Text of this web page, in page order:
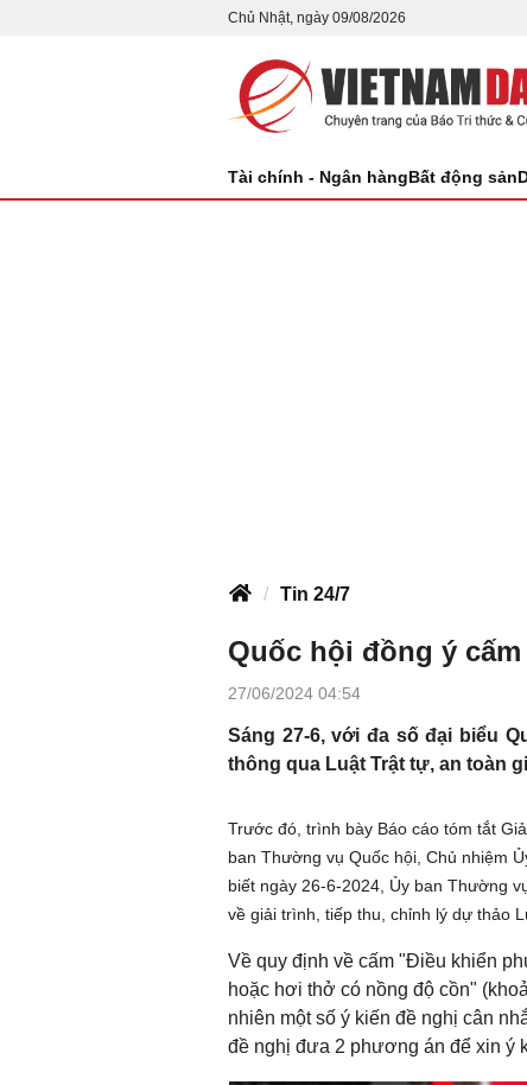
Chủ Nhật, ngày 09/08/2026
Tài chính - Ngân hàngBất động sản
Tin 24/7
Quốc hội đồng ý
27/06/2024 04:54
Sáng 27-6, với đa số đại biểu
thông qua Luật Trật tự, an toàn
Trước đó, trình bày Báo cáo tóm tắt
ban Thường vụ Quốc hội, Chủ nhiệm
biết ngày 26-6-2024, Ủy ban Thường
về giải trình, tiếp thu, chỉnh lý dự thảo
Về quy định về cấm "Điều khiển
hoặc hơi thở có nồng độ cồn"
nhiên một số ý kiến đề nghị cân
đề nghị đưa 2 phương án để xin ý